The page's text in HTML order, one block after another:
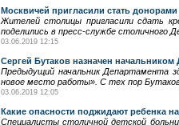
Москвичей пригласили стать
Жителей столицы пригласили сдать
поделились в пресс-службе столичного
03.06.2019 12:15
Сергей Бутаков назначен начальником
Предыдущий начальник Департамента
новое место работы». С тех пор
03.06.2019 12:05
Какие опасности поджидают ребенка
Специалисты столичной детской